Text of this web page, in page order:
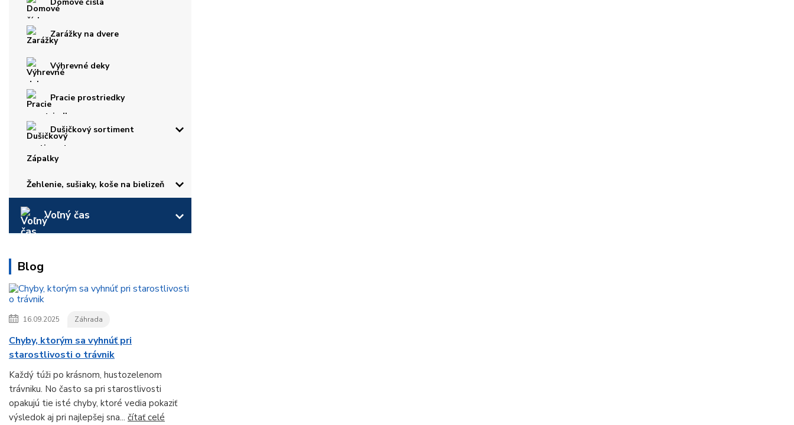
Zarážky na dvere
Výhrevné deky
Pracie prostriedky
Dušičkový sortiment
Zápalky
Žehlenie, sušiaky, koše na bielizeň
Voľný čas
Blog
16.09.2025 Záhrada
Chyby, ktorým sa vyhnúť pri
starostlivosti o trávnik
Každý túži po krásnom, hustozelenom
trávniku. No často sa pri starostlivosti
opakujú tie isté chyby, ktoré vedia pokaziť
výsledok aj pri najlepšej sna... čítať celé